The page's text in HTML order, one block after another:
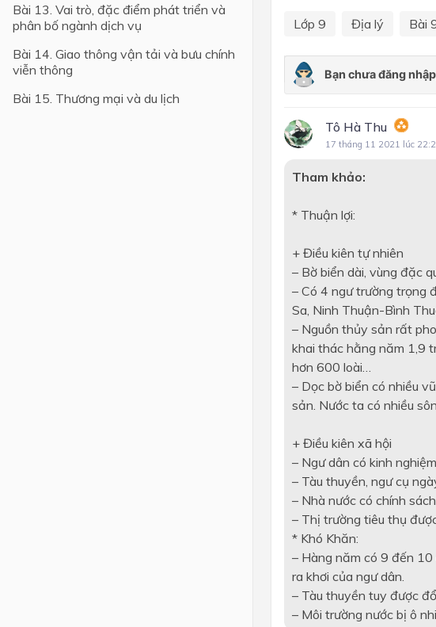
Lớp 2
Lớp 1
Bài 13. Vai trò, đặc điểm phát triển và
phân bố ngành dịch vụ
Bài 14. Giao thông vận tải và bưu chính
viễn thông
Bài 15. Thương mại và du lịch
Lớp 9 Địa lý Bài
Tô Hà Thu
17 tháng 11 2021 lúc
Tham khảo:
* Thuận lợi:
+ Điều kiên tự nhiên
– Bờ biển dài, vùng đặc
– Có 4 ngư trường trọng
Sa, Ninh Thuận-Bình
– Nguồn thủy sản rất
khai thác hằng năm 1,9
hơn 600 loài…
– Dọc bờ biển có nhiều
sản. Nước ta có nhiều
+ Điều kiên xã hội
– Ngư dân có kinh
– Tàu thuyền, ngư cụ
– Nhà nước có chính
– Thị trường tiêu thụ
* Khó Khăn:
– Hàng năm có 9 đến
ra khơi của ngư dân.
– Tàu thuyền tuy được
– Môi trường nước bị ô